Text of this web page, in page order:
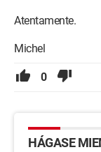
Atentamente.
Michel
0
HÁGASE